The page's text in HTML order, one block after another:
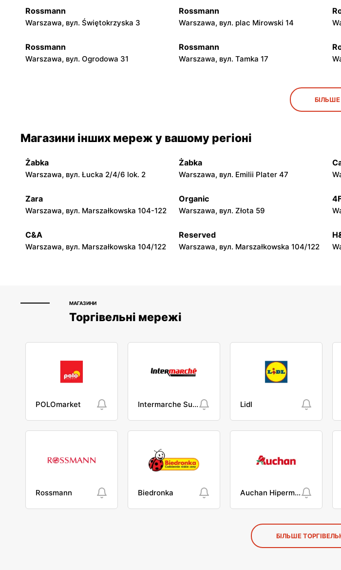
Rossmann
Warszawa, вул. Świętokrzyska 3
Rossmann
Warszawa, вул. plac Mirowski 14
Rossmann
Warszawa, вул. Ogrodowa 31
Rossmann
Warszawa, вул. Tamka 17
Warszawa, вул. Marszałkowska 28
Warszawa, вул. Mokotowska 1 Warszawa, вул. Marszałkowska 126/134
Rossmann
Warszawa, вул. Świętojerska 16
Rossmann
Warszawa, вул. Wolska 19/25
Rossmann
Warszawa, вул. Puławska 17
Rossmann
Warszawa, вул. Dzika 4
БІЛЬШЕ
Магазини інших мереж у вашому регіоні
Żabka
Warszawa, вул. Łucka 2/4/6 lok. 2
Żabka
Warszawa, вул. Emilii Plater 47
Zara
Warszawa, вул. Marszałkowska 104-122
Organic
Warszawa, вул. Złota 59
C&A
Warszawa, вул. Marszałkowska 104/122
Reserved
Warszawa, вул. Marszałkowska 104/122
МАГАЗИНИ
Торгівельні мережі
POLOmarket Intermarche Super Lidl
Rossmann Biedronka Auchan Hipermarket
БІЛЬШЕ